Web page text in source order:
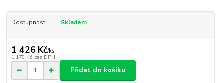
Dostupnost Skladem
1 426 Kč/ks
1 179 Kč bez DPH
Přidat do košíku